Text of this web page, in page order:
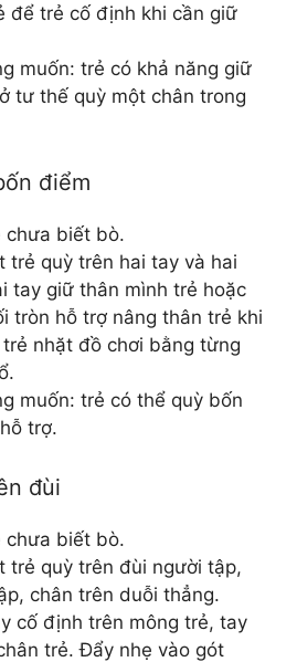
để trẻ cố định khi cần giữ
muốn: trẻ có khả năng giữ
tư thế quỳ một chân trong
điểm
chưa biết bò.
trẻ quỳ trên hai tay và hai
tay giữ thân mình trẻ hoặc
tròn hỗ trợ nâng thân trẻ khi
nhặt đồ chơi bằng từng
muốn: trẻ có thể quỳ bốn
trợ.
đùi
chưa biết bò.
trẻ quỳ trên đùi người tập,
chân trên duỗi thẳng.
cố định trên mông trẻ, tay
trẻ. Đẩy nhẹ vào gót